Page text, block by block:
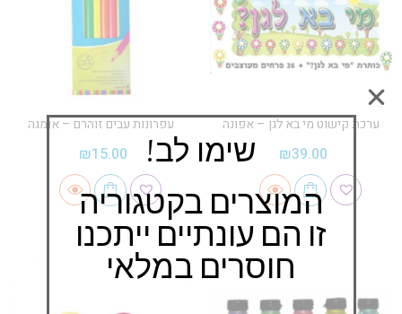
ערכת קישוט מי בא לגן – אפונה
₪39.00
עפרונות עבים זוהרם – אומגה
₪15.00
שימו לב!
המוצרים בקטגוריה
זו הם עונתיים ייתכנו
חוסרים במלאי